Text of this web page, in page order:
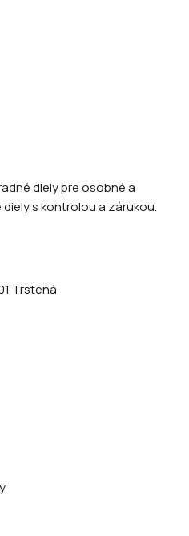
diely pre osobné a
s kontrolou a zárukou.
Trstená